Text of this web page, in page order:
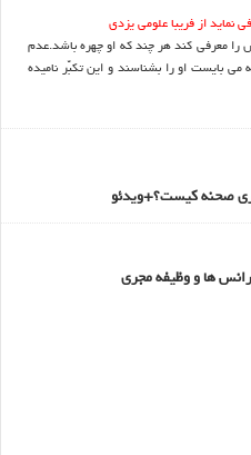
نماید از فریبا علومی یزدی
معرفی کند هر چند که او چهره باشد.عدم
بایست او را بشناسند و این تکبّر نامیده
صحنه کیست؟+ویدئو
ها و وظیفه مجری